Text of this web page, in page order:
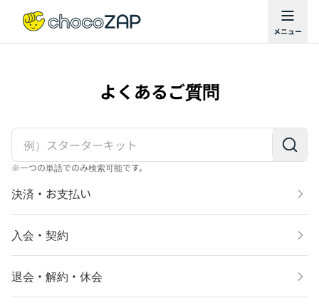
よくあるご質問
※一つの単語でのみ検索可能です。
決済・お支払い
入会・契約
退会・解約・休会